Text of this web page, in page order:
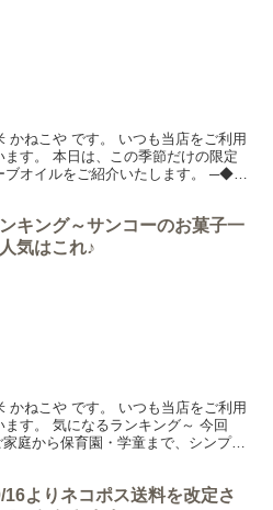
かねこや です。 いつも当店をご利用
す。 本日は、この季節だけの限定
ブオイルをご紹介いたします。 ─◆◇
キング～サンコーのお菓子一
気はこれ♪
かねこや です。 いつも当店をご利用
す。 気になるランキング～ 今回
庭から保育園・学童まで、シンプル
16よりネコポス送料を改定さ